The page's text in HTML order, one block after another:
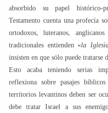
absorbido su papel
Testamento cuenta una profecía
ortodoxos, luteranos,
tradicionales entienden «la
insisten en que sólo puede tratarse
Esto acaba teniendo serias
reflexiona sobre pasajes
territorios levantinos deben ser
debe tratar Israel a sus